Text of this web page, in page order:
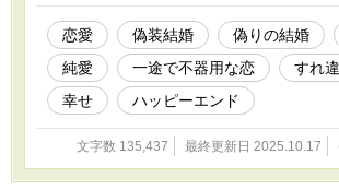
の文量は多くありません
恋愛 偽装結婚 偽りの結婚
純愛
一途で不器用な恋 すれ
幸せ
ハッピーエンド
文字数 135,437 最終更新日 2025.10.17